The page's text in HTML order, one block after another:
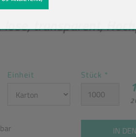
transparent,
Einheit Stück *
IN